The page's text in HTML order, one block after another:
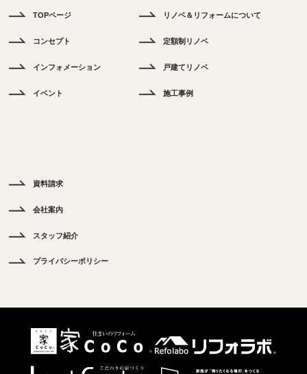
TOPページ
コンセプト
インフォメーション
イベント
リノベ＆リフォームについて
定額制リノベ
戸建てリノベ
施工事例
資料請求
会社案内
スタッフ紹介
プライバシーポリシー